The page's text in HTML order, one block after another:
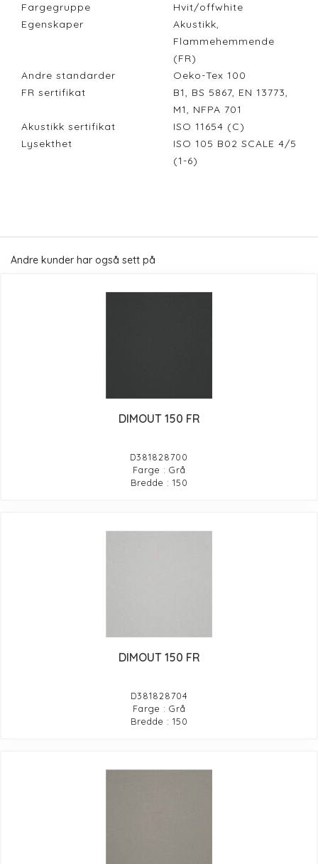
Fargegruppe
Hvit/offwhite
Egenskaper
Akustikk,
Flammehemmende
(FR)
Andre standarder
Oeko-Tex 100
FR sertifikat
B1, BS 5867, EN 13773,
M1, NFPA 701
Akustikk sertifikat
ISO 11654 (C)
Lysekthet
ISO 105 B02 SCALE 4/5
(1-6)
Andre kunder har også sett på
DIMOUT 150 FR
D381828700
Farge : Grå
Bredde : 150
DIMOUT 150 FR
D381828704
Farge : Grå
Bredde : 150